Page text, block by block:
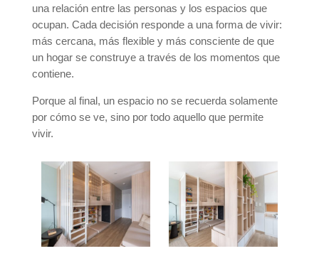
una relación entre las personas y los espacios que
ocupan. Cada decisión responde a una forma de vivir:
más cercana, más flexible y más consciente de que
un hogar se construye a través de los momentos que
contiene.
Porque al final, un espacio no se recuerda solamente
por cómo se ve, sino por todo aquello que permite
vivir.